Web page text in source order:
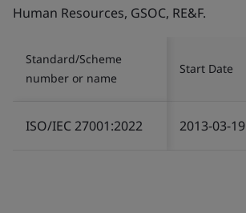
Human Resources, GSOC, RE&F.
Standard/Scheme
number or name
Start Date
ISO/IEC 27001:2022 2013-03-19